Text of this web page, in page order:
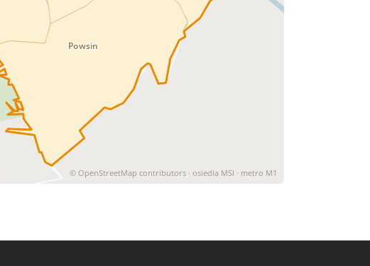
Powsin
© OpenStreetMap contributors · osiedla MSI · metro M1